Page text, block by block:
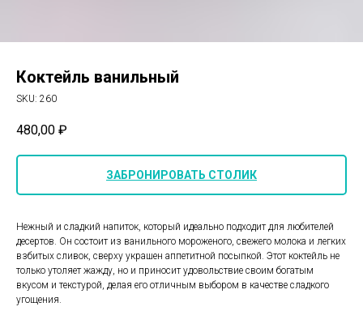
Коктейль ванильный
SKU: 260
480,00 ₽
ЗАБРОНИРОВАТЬ СТОЛИК
Нежный и сладкий напиток, который идеально подходит для любителей
десертов. Он состоит из ванильного мороженого, свежего молока и легких
взбитых сливок, сверху украшен аппетитной посыпкой. Этот коктейль не
только утоляет жажду, но и приносит удовольствие своим богатым
вкусом и текстурой, делая его отличным выбором в качестве сладкого
угощения.